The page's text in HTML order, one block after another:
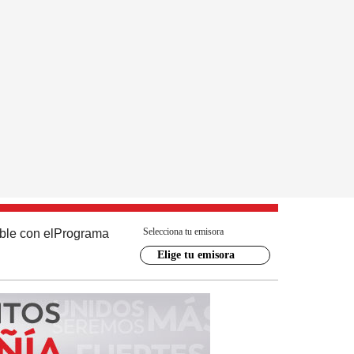
con el Programa Selecciona tu emisora
Elige tu emisora